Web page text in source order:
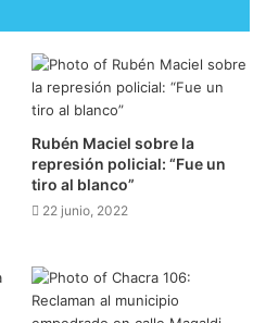
Rubén Maciel sobre la
represión policial: “Fue un
tiro al blanco”
22 junio, 2022